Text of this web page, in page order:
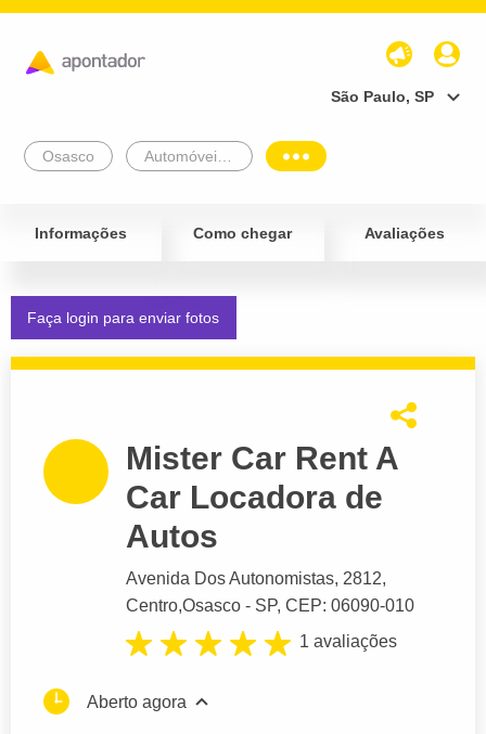
São Paulo, SP
Osasco
Informações Como chegar Avaliações
Faça login para enviar fotos
Mister Car Rent A
Car Locadora de
Autos
Avenida Dos Autonomistas, 2812,
Centro,Osasco - SP, CEP: 06090-010
1 avaliações
Aberto agora